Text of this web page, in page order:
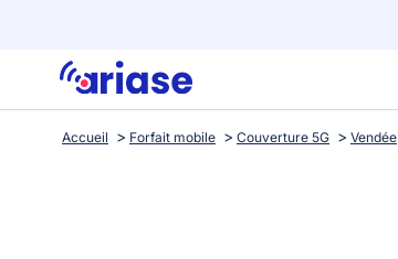
Accueil Forfait mobile Couverture 5G Vendée